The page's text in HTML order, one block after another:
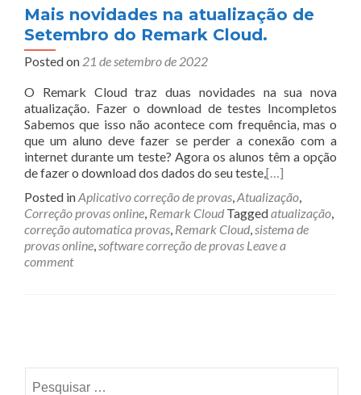
Mais novidades na atualização de
Setembro do Remark Cloud.
Posted on 21 de setembro de 2022
O Remark Cloud traz duas novidades na sua nova
atualização. Fazer o download de testes Incompletos
Sabemos que isso não acontece com frequência, mas o
que um aluno deve fazer se perder a conexão com a
internet durante um teste? Agora os alunos têm a opção
de fazer o download dos dados do seu teste,[…]
Posted inAplicativo correção de provas,Atualização,
Correção provas online, Remark Cloud Taggedatualização,
correção automatica provas, Remark Cloud,sistema de
provas online,software correção de provas Leave a
comment
navigation